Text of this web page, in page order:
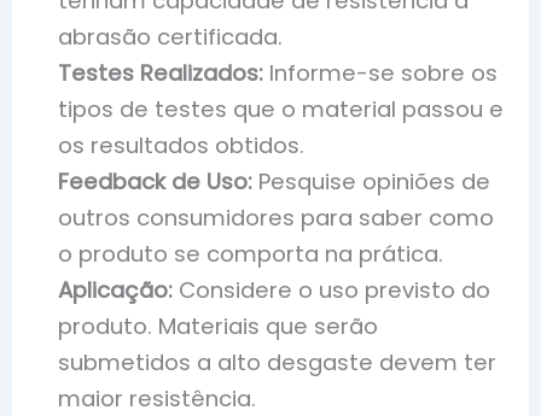
abrasão certificada.
Testes Realizados: Informe-se sobre os
tipos de testes que o material passou e
os resultados obtidos.
Feedback de Uso: Pesquise opiniões de
outros consumidores para saber como
o produto se comporta na prática.
Aplicação: Considere o uso previsto do
produto. Materiais que serão
submetidos a alto desgaste devem ter
maior resistência.